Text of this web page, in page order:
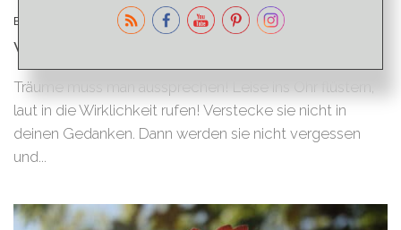
BILDER NOVEMBER 11, 2017
Vers des Tages – Laut sein!
Träume muss man aussprechen! Leise ins Ohr flüstern,
laut in die Wirklichkeit rufen! Verstecke sie nicht in
deinen Gedanken. Dann werden sie nicht vergessen
und...